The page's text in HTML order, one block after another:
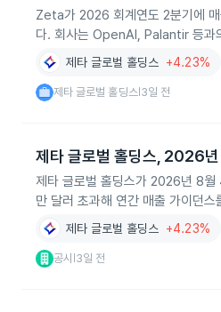
Zeta가 2026 회계연도 2분기에
다. 회사는 OpenAI, Palantir 등과
제타 글로벌 홀딩스 +4.23%
제타 글로벌 홀딩스 3일 전
제타 글로벌 홀딩스, 2026
제타 글로벌 홀딩스가 2026년 8
만 달러 초과해 연간 매출 가이던
제타 글로벌 홀딩스 +4.23%
공시 3일 전